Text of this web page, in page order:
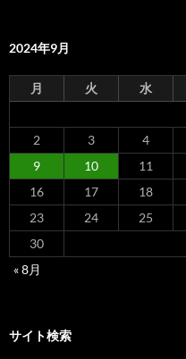
2024年9月
月 火 水
2
3 4
9
10 11
16
17 18
23
24 25
30
« 8月
サイト検索